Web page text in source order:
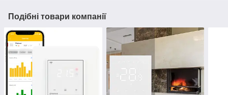
Подібні товари компанії